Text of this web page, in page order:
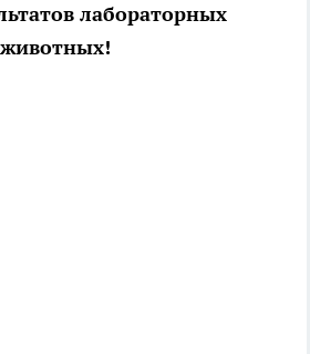
лабораторных